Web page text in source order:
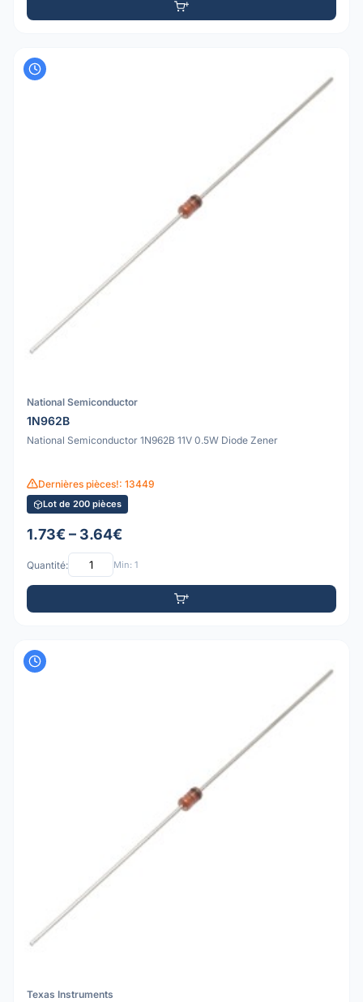
National Semiconductor
1N962B
National Semiconductor 1N962B 11V 0.5W Diode Zener
Dernières pièces!: 13449
Lot de 200 pièces
1.73€ – 3.64€
Quantité: Min: 1
Texas Instruments